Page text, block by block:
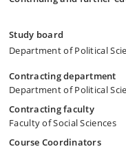
Study board
Department of Political
Contracting department
Department of Political
Contracting faculty
Faculty of Social Sciences
Course Coordinators